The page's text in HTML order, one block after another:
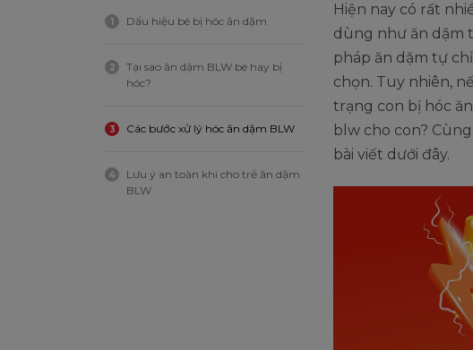
1 Dấu hiệu bé bị hóc ăn dặm
2
Tại sao ăn dặm BLW bé hay bị
hóc?
3 Các bước xử lý hóc ăn dặm BLW
4
Lưu ý an toàn khi cho trẻ ăn dặm
BLW
Hiện nay có rất
dùng như ăn dặm
pháp ăn dặm tự
chọn. Tuy nhiên,
trạng con bị hóc
blw cho con?
bài viết dưới đây.